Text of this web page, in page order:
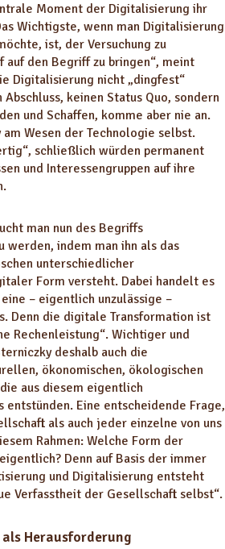
Moment der Digitalisierung ihr
Wichtigste, wenn man Digitalisierung
ist, der Versuchung zu
den Begriff zu bringen“, meint
Digitalisierung nicht „dingfest“
Abschluss, keinen Status Quo, sondern
und Schaffen, komme aber nie an.
Wesen der Technologie selbst.
schließlich würden permanent
und Interessengruppen auf ihre
man nun des Begriffs
werden, indem man ihn als das
unterschiedlicher
Form versteht. Dabei handelt es
– eigentlich unzulässige –
Denn die digitale Transformation ist
Rechenleistung“. Wichtiger und
deshalb auch die
ökonomischen, ökologischen
aus diesem eigentlich
entstünden. Eine entscheidende Frage,
als auch jeder einzelne von uns
Rahmen: Welche Form der
Denn auf Basis der immer
und Digitalisierung entsteht
Verfasstheit der Gesellschaft selbst“.
Herausforderung